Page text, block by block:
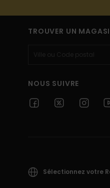
TROUVER UN
NOUS SUIVRE
Sélectionnez votre